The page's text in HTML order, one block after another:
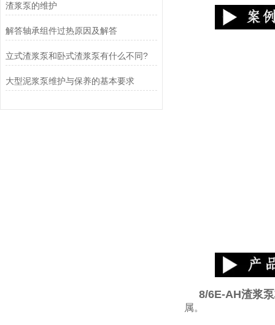
渣浆泵的维护
解答轴承组件过热原因及解答
立式渣浆泵和卧式渣浆泵有什么不同?
大型泥浆泵维护与保养的基本要求
8/6E-AH渣浆
属。